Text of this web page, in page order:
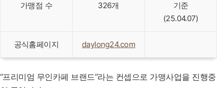
가맹점 수 326개
기준
(25.04.07)
공식홈페이지 daylong24.com
“프리미엄 무인카페 브랜드”라는 컨셉으로 가맹사업을 진행중